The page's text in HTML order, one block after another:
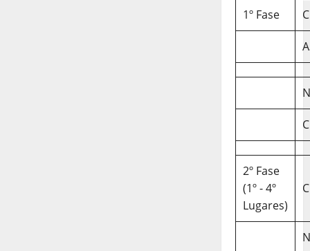
1º Fase
2º Fase
(1º - 4º
Lugares)